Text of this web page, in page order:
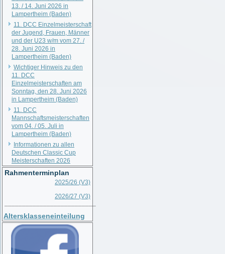
13. / 14. Juni 2026 in
Lampertheim (Baden)
11. DCC Einzelmeisterschaft
der Jugend, Frauen, Männer
und der U23 w/m vom 27. /
28. Juni 2026 in
Lampertheim (Baden)
Wichtiger Hinweis zu den
11. DCC
Einzelmeisterschaften am
Sonntag, den 28. Juni 2026
in Lampertheim (Baden)
11. DCC
Mannschaftsmeisterschaften
vom 04. / 05. Juli in
Lampertheim (Baden)
Informationen zu allen
Deutschen Classic Cup
Meisterschaften 2026
Rahmenterminplan
2025/26 (V3)
2026/27 (V3)
Altersklasseneinteilung